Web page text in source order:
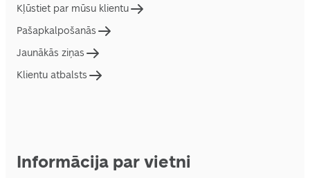
Kļūstiet par mūsu klientu
Pašapkalpošanās
Jaunākās ziņas
Klientu atbalsts
Informācija par vietni